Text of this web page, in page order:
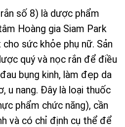
số 8) là dược phẩm
Hoàng gia Siam Park
sức khỏe phụ nữ. Sản
quý và nọc rắn để điều
bụng kinh, làm đẹp da
u nang. Đây là loại thuốc
phẩm chức năng), cần
và có chỉ định cụ thể để